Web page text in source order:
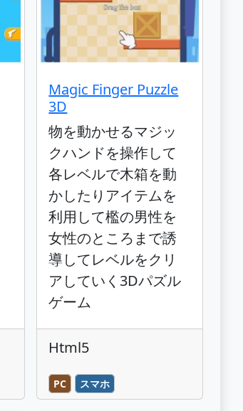
Magic Finger Puzzle
3D
物を動かせるマジッ
クハンドを操作して
各レベルで木箱を動
かしたりアイテムを
利用して檻の男性を
女性のところまで誘
導してレベルをクリ
アしていく3Dパズル
ゲーム
Html5
PC スマホ